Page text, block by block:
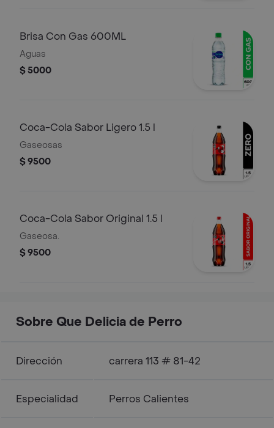
Brisa Con Gas 600ML
Aguas
$ 5000
Coca-Cola Sabor Ligero 1.5 l
Gaseosas
$ 9500
Coca-Cola Sabor Original 1.5 l
Gaseosa.
$ 9500
Sobre Que Delicia de Perro
Dirección carrera 113 # 81-42
Especialidad Perros Calientes